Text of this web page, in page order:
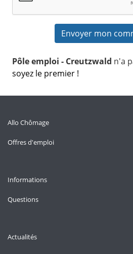
Pôle emploi - Creutzwald n'a
soyez le premier !
Allo Chômage
Offres d'emploi
Informations
Questions
Actualités